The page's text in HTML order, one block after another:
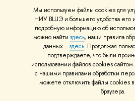
Мы используем файлы cookies для
НИУ ВШЭ и большего удобства его
подробную информацию об
можно найти здесь, наши правила
данных –здесь. Продолжая
подтверждаете, что были
использовании файлов cookies
с нашими правилами обработки
можете отключить файлы cookies в
браузера.
Пятый день весенней
Фотоотчет с пятого дня весенней школы.
Образование лектории студенты
исследования и аналитика